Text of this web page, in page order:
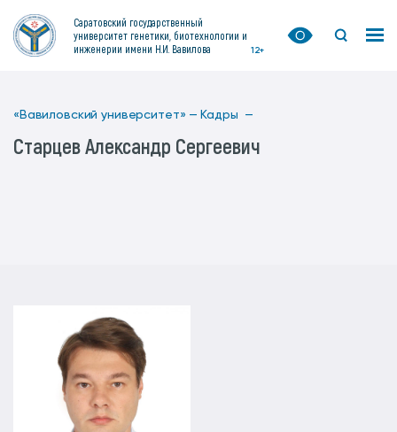
Саратовский государственный
университет генетики, биотехнологии и
инженерии имени Н.И. Вавилова
12+
«Вавиловский университет» — Кадры —
Старцев Александр Сергеевич